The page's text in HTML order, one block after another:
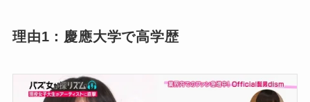
理由1：慶應大学で高学歴